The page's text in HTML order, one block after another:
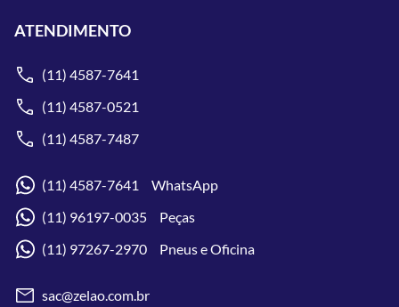
ATENDIMENTO
(11) 4587-7641
(11) 4587-0521
(11) 4587-7487
(11) 4587-7641 WhatsApp
(11) 96197-0035 Peças
(11) 97267-2970 Pneus e Oficina
sac@zelao.com.br